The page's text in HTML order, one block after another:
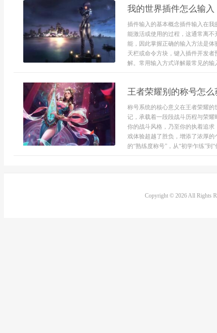
我的世界插件怎么输
插件输入的基本概念插件输入在
能激活或使用的过程，这通常离
能，因此掌握正确的输入方法是
天栏或命令方块，键入插件开发
解。常用输入方式详解最常见的输
王者荣耀别的称号怎
称号系统的核心意义在王者荣耀
记，承载着一段段战斗历程与荣
你的战斗风格，乃至你的执着追
戏体验超越了胜负，增添了浓厚
的“熟练度称号”，从“初学乍练”到
Copyright © 2026 All Rights